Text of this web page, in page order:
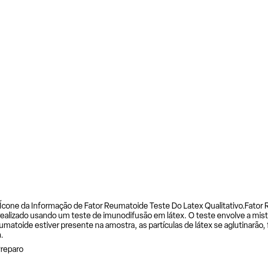
Ícone da Informação de Fator Reumatoide Teste Do Latex Qualitativo.Fator
usando um teste de imunodifusão em látex. O teste envolve a
estiver presente na amostra, as partículas de látex se